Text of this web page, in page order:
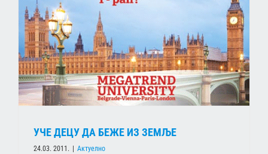
УЧЕ ДЕЦУ ДА БЕЖЕ ИЗ ЗЕМЉЕ
24.03. 2011. Актуелно